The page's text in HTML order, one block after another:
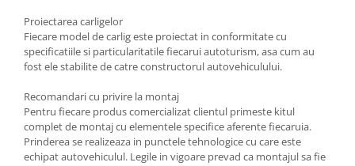
Carlige Skoda
Carlige SsangYong
Carlige Suzuki
Carlige Tesla
Carlige Toyota
Proiectarea carligelor
Fiecare model de carlig este proiectat in conformitate cu
specificatiile si particularitatile fiecarui autoturism, asa cum au
fost ele stabilite de catre constructorul autovehiculului.
Recomandari cu privire la montaj
Pentru fiecare produs comercializat clientul primeste kitul
complet de montaj cu elementele specifice aferente fiecaruia.
Prinderea se realizeaza in punctele tehnologice cu care este
echipat autovehiculul. Legile in vigoare prevad ca montajul sa fie